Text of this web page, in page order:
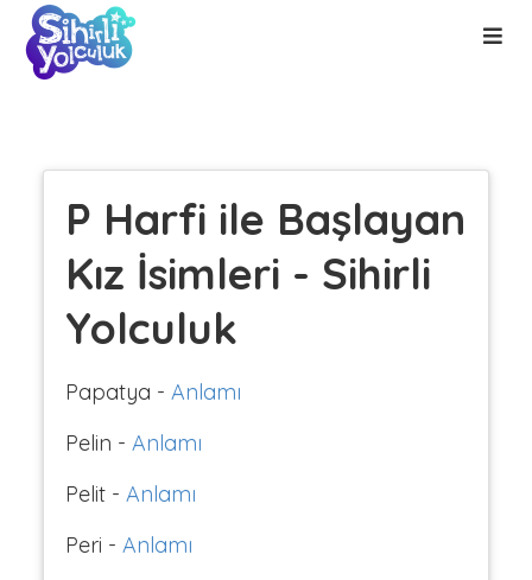
P Harfi ile Başlayan
Kız İsimleri - Sihirli
Yolculuk
Papatya - Anlamı
Pelin - Anlamı
Pelit - Anlamı
Peri - Anlamı